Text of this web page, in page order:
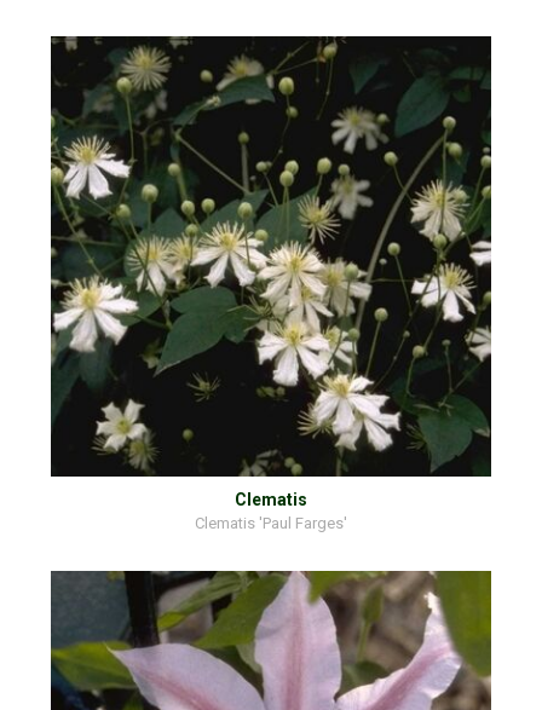
Clematis
Clematis 'Paul Farges'